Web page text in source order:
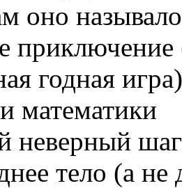
оно
приключение
годная игра)
математики
неверный шаг
тело (а не